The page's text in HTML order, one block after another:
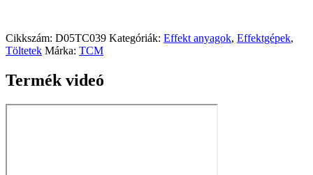
Cikkszám: D05TC039 Kategóriák: Effekt anyagok, Effektgépek,
Töltetek Márka: TCM
Termék videó